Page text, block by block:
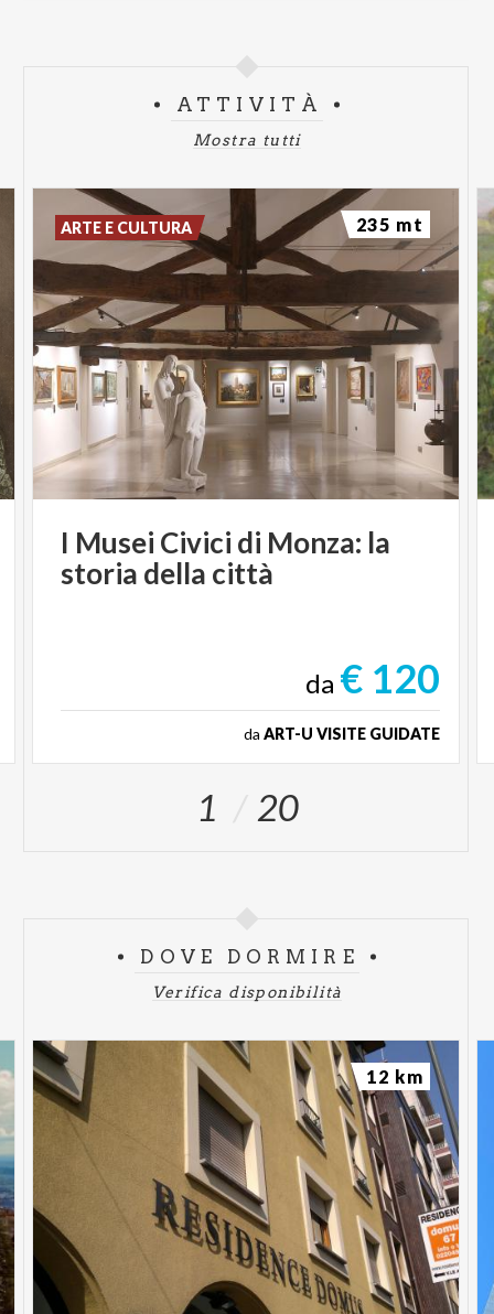
ATTIVITÀ
Mostra tutti
I Musei Civici di Monza: la
storia della città
da € 120
da ART-U VISITE GUIDATE
ARTE E CULTURA 235 mt
1 20
DOVE DORMIRE
Verifica disponibilità
12 km